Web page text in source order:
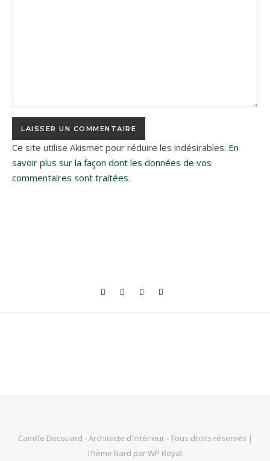
Ce site utilise Akismet pour réduire les indésirables. En
savoir plus sur la façon dont les données de vos
commentaires sont traitées.
Camille Decouard - Architecte d'intérieur - Tous droits réservés |
Thème Bard parWP Royal.